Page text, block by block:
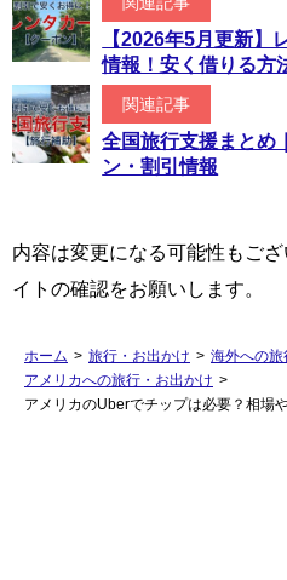
【2026年5月更新】
情報！安く借りる方
関連記事
全国旅行支援まとめ
ン・割引情報
内容は変更になる可能性もご
イトの確認をお願いします。
ホーム > 旅行・お出かけ > 海外への旅
アメリカへの旅行・お出かけ >
アメリカのUberでチップは必要？相場